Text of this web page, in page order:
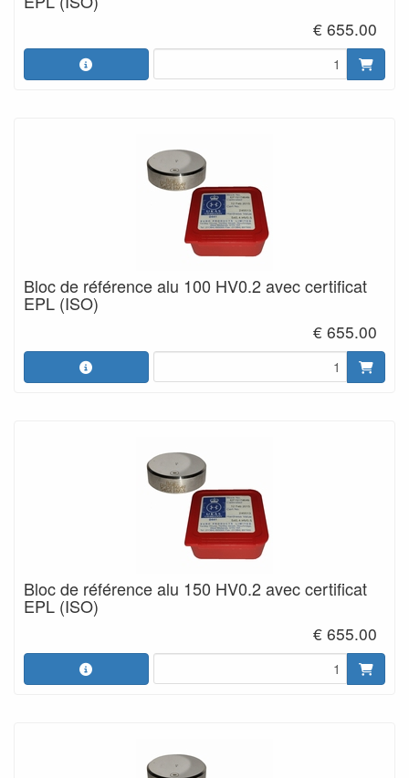
€ 655.00
Bloc de référence alu 100 HV0.2 avec certificat
EPL (ISO)
€ 655.00
Bloc de référence alu 150 HV0.2 avec certificat
EPL (ISO)
€ 655.00